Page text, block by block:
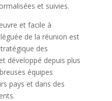
et suivies.
et facile à
de la réunion est
des
développé depuis plus
équipes
pays et dans des